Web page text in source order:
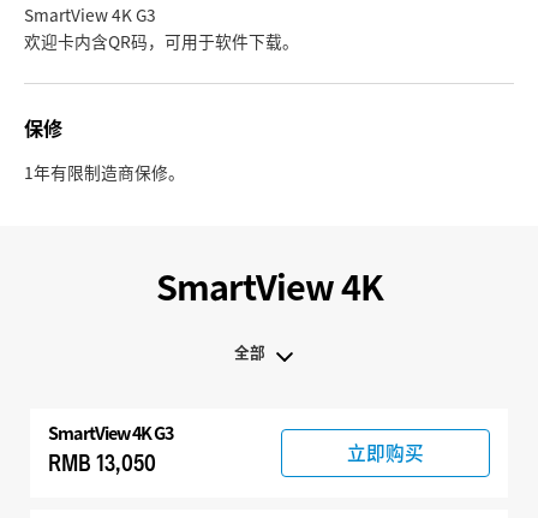
SmartView 4K G3
欢迎卡内含QR码，可用于软件下载。
保修
1年有限制造商保修。
SmartView 4K
全部
SmartView 4K G3
RMB 13,050 立即购买